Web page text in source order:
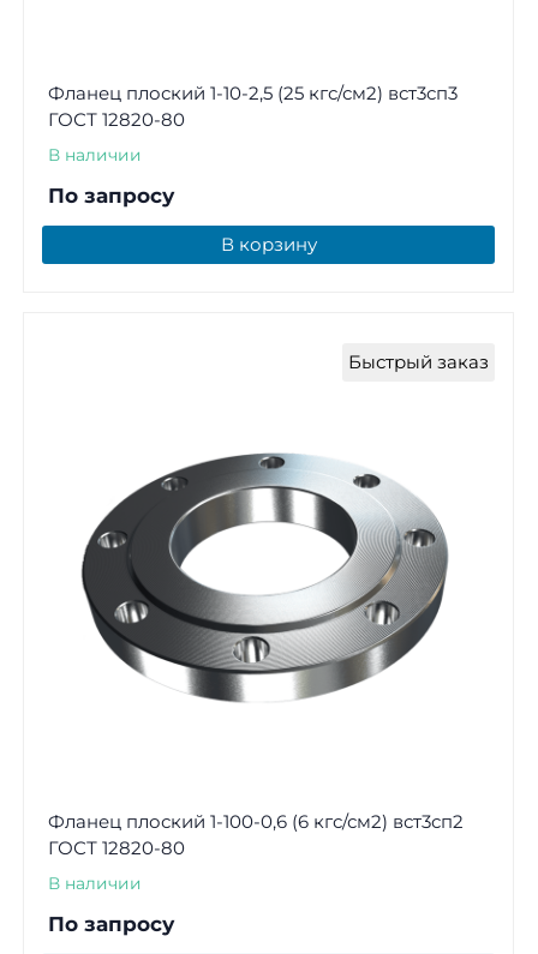
Фланец плоский 1-10-2,5 (25 кгс/см2) вст3сп3
ГОСТ 12820-80
В наличии
По запросу
В корзину
Быстрый заказ
Фланец плоский 1-100-0,6 (6 кгс/см2) вст3сп2
ГОСТ 12820-80
В наличии
По запросу